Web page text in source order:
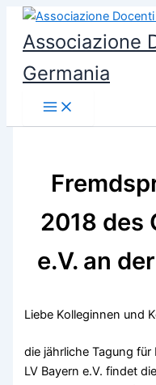
contenuto
Associazione
Germania
2018 des
e.V. an
Liebe Kolleginnen und
die jährliche Tagung
LV Bayern e.V. findet